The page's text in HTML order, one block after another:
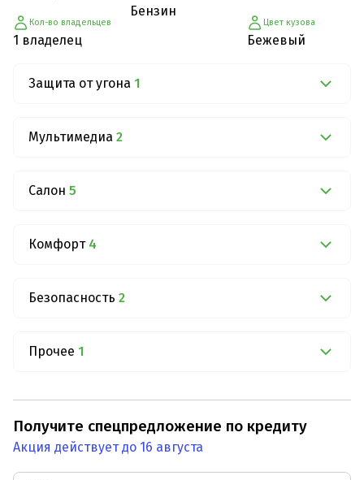
Кол-во владельцев
1 владелец
Бензин
Цвет кузова
Бежевый
Защита от угона 1
Мультимедиа 2
Салон 5
Комфорт 4
Безопасность 2
Прочее 1
Получите спецпредложение по кредиту
Акция действует до 16 августа